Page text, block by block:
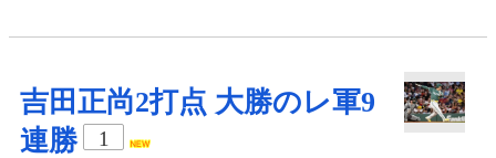
吉田正尚2打点 大勝のレ軍9
連勝
1